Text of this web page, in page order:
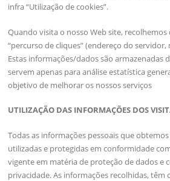
infra “Utilização de cookies”.
Quando visita o nosso Web site,
“percurso de cliques” (endereço do
Estas informações/dados são armazenadas
servem apenas para análise estatística
objetivo de melhorar os nossos serviços
UTILIZAÇÃO DAS INFORMAÇÕES DOS
Todas as informações pessoais que
utilizadas e protegidas em conformidade
vigente em matéria de proteção de dados e
privacidade. As informações recolhidas, têm